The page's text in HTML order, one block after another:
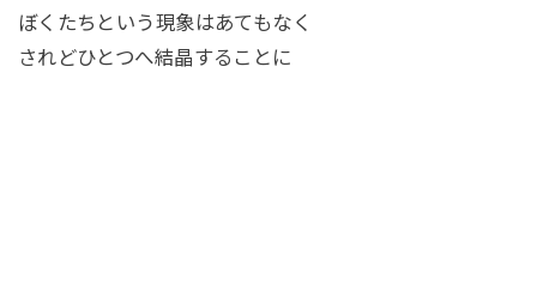
ぼくたちという現象はあてもなく
されどひとつへ結晶することに